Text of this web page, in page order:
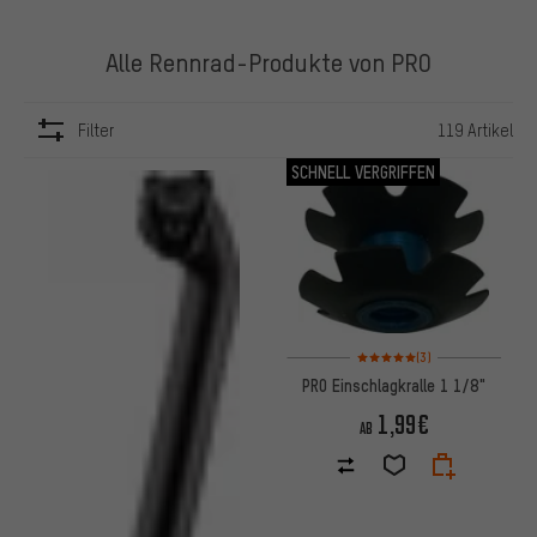
Alle Rennrad-Produkte von PRO
Filter 119 Artikel
SCHNELL VERGRIFFEN
Bewertungen: 5 von 5
(3)
PRO Einschlagkralle 1 1/8"
AB 1,99€